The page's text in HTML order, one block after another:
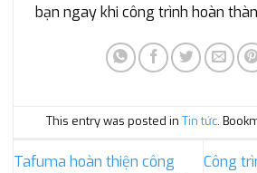
bạn ngay khi công trình hoàn
This entry was posted in Tin tức.
Tafuma hoàn thiện công
Công